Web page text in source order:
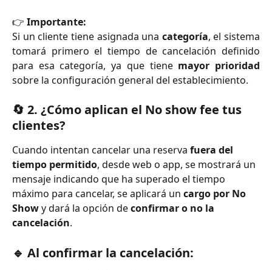
👉 Importante:
Si un cliente tiene asignada una categoría, el sistema
tomará primero el tiempo de cancelación definido
para esa categoría, ya que tiene mayor prioridad
sobre la configuración general del establecimiento.
🔄 2. ¿Cómo aplican el No show fee tus
clientes?
Cuando intentan cancelar una reserva fuera del
tiempo permitido, desde web o app, se mostrará un
mensaje indicando que ha superado el tiempo
máximo para cancelar, se aplicará un cargo por No
Show y dará la opción de confirmar o no la
cancelación.
🔹 Al confirmar la cancelación: